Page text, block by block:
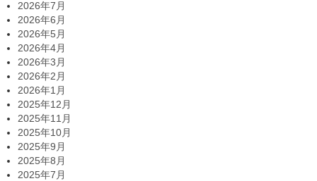
2026年7月
2026年6月
2026年5月
2026年4月
2026年3月
2026年2月
2026年1月
2025年12月
2025年11月
2025年10月
2025年9月
2025年8月
2025年7月